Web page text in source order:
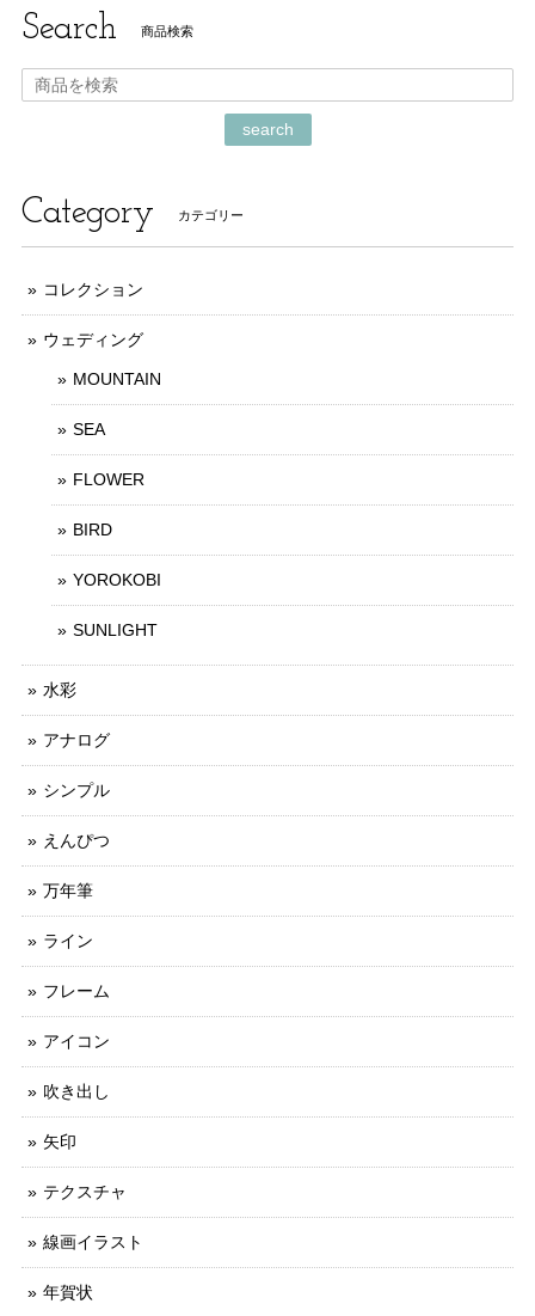
Search 商品検索
search
Category カテゴリー
コレクション
ウェディング
MOUNTAIN
SEA
FLOWER
BIRD
YOROKOBI
SUNLIGHT
水彩
アナログ
シンプル
えんぴつ
万年筆
ライン
フレーム
アイコン
吹き出し
矢印
テクスチャ
線画イラスト
年賀状